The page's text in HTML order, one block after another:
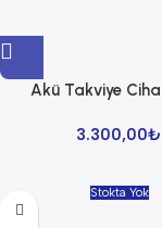
Akü Takviye
3.300,00₺
Stokta Yok